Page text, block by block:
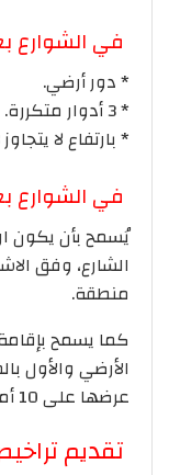
في الشوارع بعرض 6
* دور أرضي.
* 3 أدوار متكررة.
* بارتفاع لا يتجاوز 13 مترًا.
في الشوارع بعرض 8
يُسمح بأن يكون
الشارع، وفق
منطقة.
كما يسمح بإقامة
الأرضي والأول
عرضها على 10 أمتار.
تقديم